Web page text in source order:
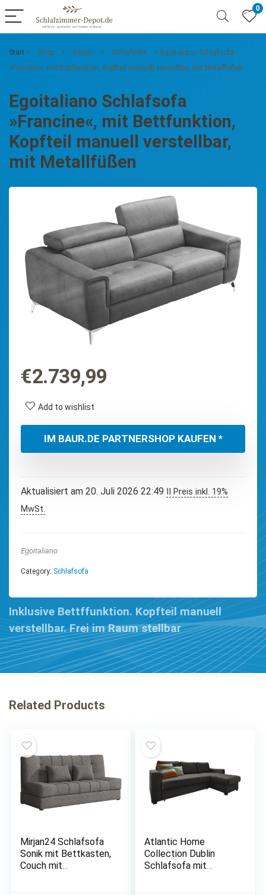
0
Start Shop Betten Schlafsofa
Egoitaliano Schlafsofa
»Francine«, mit Bettfunktion, Kopfteil manuell verstellbar, mit Metallfüßen
Egoitaliano Schlafsofa
»Francine«, mit Bettfunktion,
Kopfteil manuell verstellbar,
mit Metallfüßen
€2.739,99
Add to wishlist
IM BAUR.DE PARTNERSHOP KAUFEN *
Aktualisiert am 20. Juli 2026 22:49
II Preis inkl. 19%
MwSt.
Egoitaliano
Category: Schlafsofa
Inklusive Bettffunktion. Kopfteil manuell
verstellbar. Frei im Raum stellbar
Related Products
Mirjan24 Schlafsofa
Sonik mit Bettkasten,
Couch mit
Atlantic Home
Collection Dublin
Schlafsofa mit